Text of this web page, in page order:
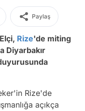
Paylaş
Rize'de miting
Diyarbakır
Rize'de
açıkça